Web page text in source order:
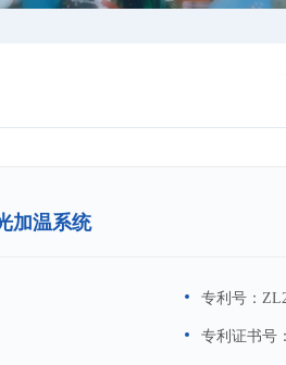
加温系统
专利号：
专利证书号：